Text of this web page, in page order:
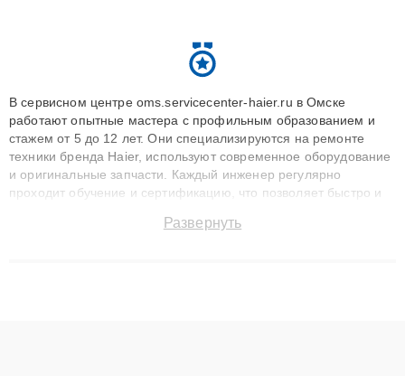
В сервисном центре oms.servicecenter-haier.ru в Омске
работают опытные мастера с профильным образованием и
стажем от 5 до 12 лет. Они специализируются на ремонте
техники бренда Haier, используют современное оборудование
и оригинальные запчасти. Каждый инженер регулярно
проходит обучение и сертификацию, что позволяет быстро и
сохранением гарантии до 3 лет. Наши мастера решают
Развернуть